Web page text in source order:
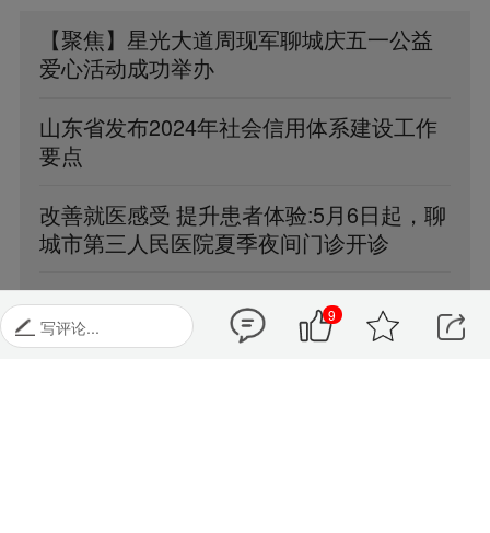
【聚焦】星光大道周现军聊城庆五一公益
爱心活动成功举办
山东省发布2024年社会信用体系建设工作
要点
改善就医感受 提升患者体验:5月6日起，聊
城市第三人民医院夏季夜间门诊开诊
海峰说事(226期)讨论《非医人员应急抢救
合法性与责任承担》
写评论...
9